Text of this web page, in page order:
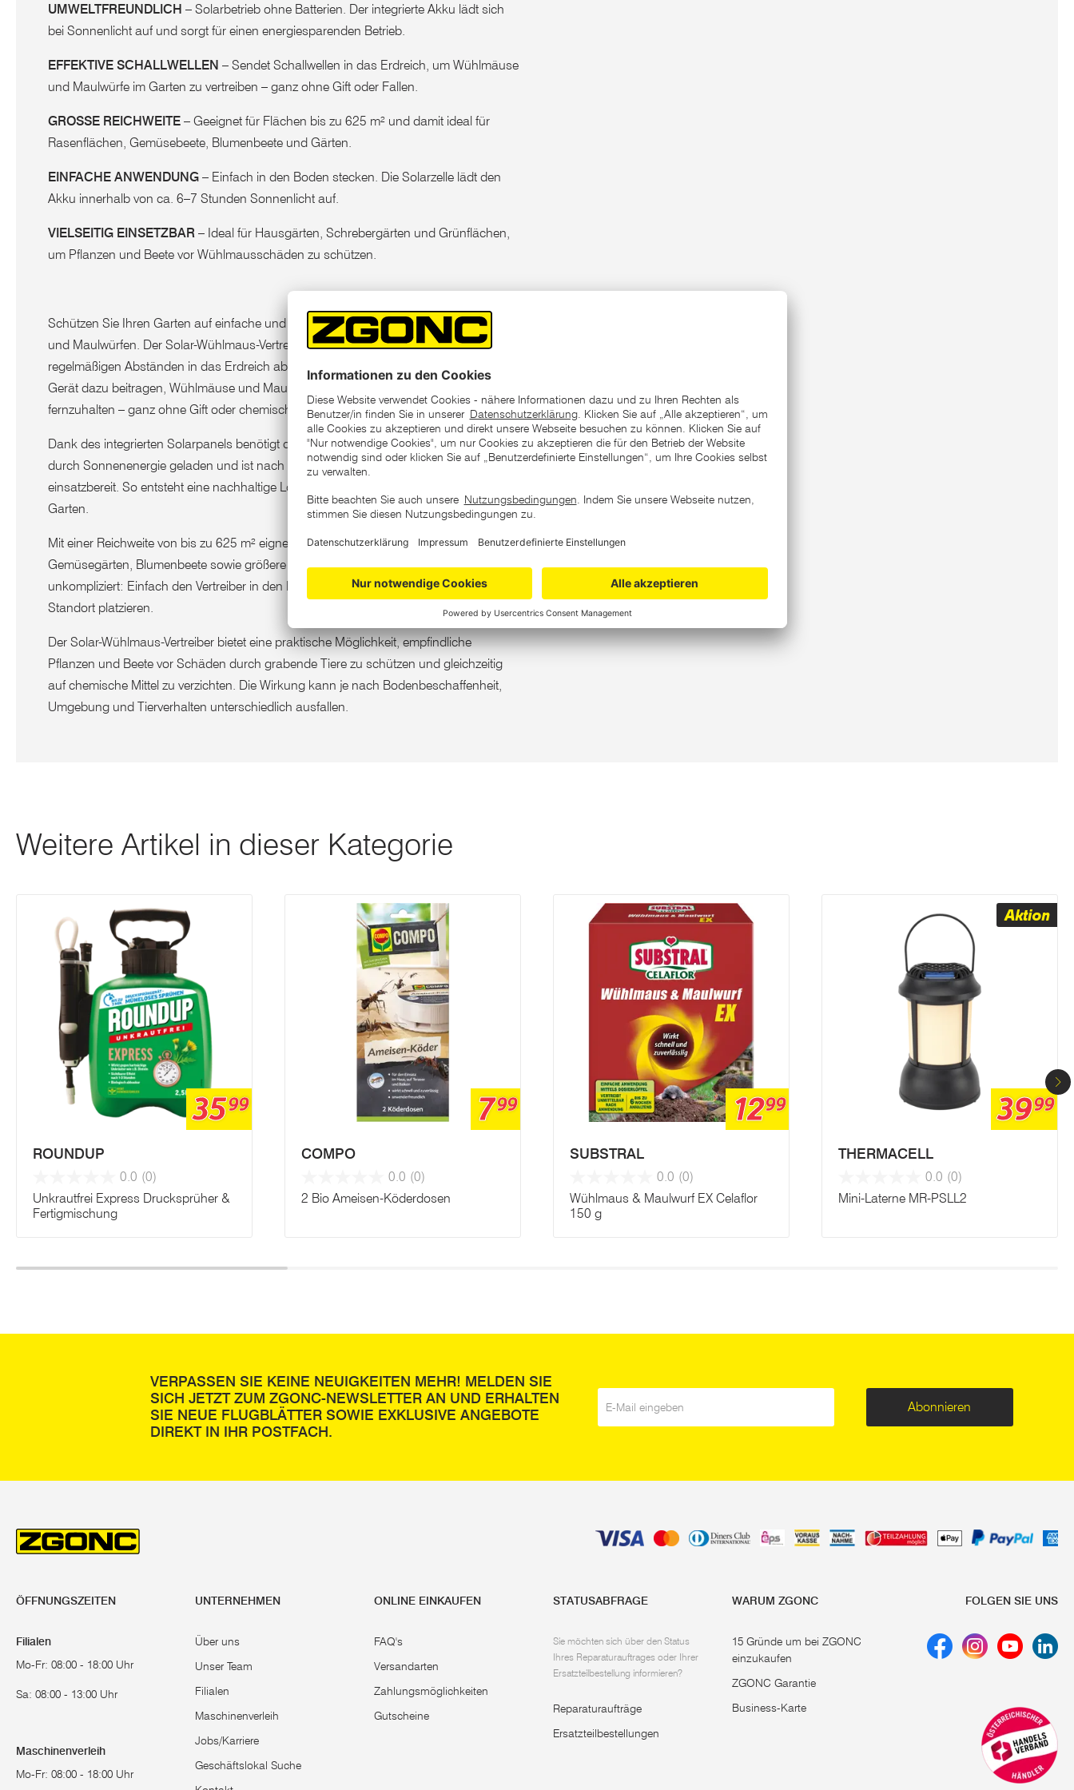
UMWELTFREUNDLICH – Solarbetrieb ohne Batterien. Der integrierte Akku lädt sich
bei Sonnenlicht auf und sorgt für einen energiesparenden Betrieb.
EFFEKTIVE SCHALLWELLEN – Sendet Schallwellen in das Erdreich, um Wühlmäuse
und Maulwürfe im Garten zu vertreiben – ganz ohne Gift oder Fallen.
GROSSE REICHWEITE – Geeignet für Flächen bis zu 625 m² und damit ideal für
Rasenflächen, Gemüsebeete, Blumenbeete und Gärten.
EINFACHE ANWENDUNG – Einfach in den Boden stecken. Die Solarzelle lädt den
Akku innerhalb von ca. 6–7 Stunden Sonnenlicht auf.
VIELSEITIG EINSETZBAR – Ideal für Hausgärten, Schrebergärten und Grünflächen,
um Pflanzen und Beete vor Wühlmausschäden zu schützen.
Schützen Sie Ihren Garten auf einfache und umweltfreundliche Weise vor Wühlmäusen
und Maulwürfen. Der Solar-Wühlmaus-Vertreiber arbeitet mit Schallwellen, die in
regelmäßigen Abständen in das Erdreich abgegeben werden. Dadurch kann das
Gerät dazu beitragen, Wühlmäuse und Maulwürfe aus dem behandelten Bereich
fernzuhalten – ganz ohne Gift oder chemische Mittel.
Dank des integrierten Solarpanels benötigt der Vertreiber keine Batterien. Der Akku wird
durch Sonnenenergie geladen und ist nach einer Ladezeit von etwa 6 bis 7 Stunden
einsatzbereit. So entsteht eine nachhaltige Lösung für den langfristigen Einsatz im
Garten.
Mit einer Reichweite von bis zu 625 m² eignet sich das Gerät für Rasenflächen,
Gemüsegärten, Blumenbeete sowie größere Grünflächen. Die Installation ist
unkompliziert: Einfach den Vertreiber in den Boden stecken und an einem sonnigen
Standort platzieren.
Der Solar-Wühlmaus-Vertreiber bietet eine praktische Möglichkeit, empfindliche
Pflanzen und Beete vor Schäden durch grabende Tiere zu schützen und gleichzeitig
auf chemische Mittel zu verzichten. Die Wirkung kann je nach Bodenbeschaffenheit,
Umgebung und Tierverhalten unterschiedlich ausfallen.
Weitere Artikel in dieser Kategorie
3599
ROUNDUP
0.0 (0)
Unkrautfrei Express Drucksprüher &
Fertigmischung
799
COMPO
0.0 (0)
2 Bio Ameisen-Köderdosen
1299
SUBSTRAL
0.0 (0)
Wühlmaus & Maulwurf EX Celaflor
150 g
Aktion
3999
THERMACELL
0.0 (0)
Mini-Laterne MR-PSLL2
VERPASSEN SIE KEINE NEUIGKEITEN MEHR! MELDEN SIE
SICH JETZT ZUM ZGONC-NEWSLETTER AN UND ERHALTEN
SIE NEUE FLUGBLÄTTER SOWIE EXKLUSIVE ANGEBOTE
DIREKT IN IHR POSTFACH.
Abonnieren
ÖFFNUNGSZEITEN
Filialen
Mo-Fr: 08:00 - 18:00 Uhr
Sa: 08:00 - 13:00 Uhr
Maschinenverleih
Mo-Fr: 08:00 - 18:00 Uhr
UNTERNEHMEN
Über uns
Unser Team
Filialen
Maschinenverleih
Jobs/Karriere
Geschäftslokal Suche
ONLINE EINKAUFEN
FAQ's
Versandarten
Zahlungsmöglichkeiten
Gutscheine
STATUSABFRAGE
Sie möchten sich über den Status
Ihres Reparaturauftrages oder Ihrer
Ersatzteilbestellung informieren?
Reparaturaufträge
Ersatzteilbestellungen
WARUM ZGONC
15 Gründe um bei ZGONC
einzukaufen
ZGONC Garantie
Business-Karte
FOLGEN SIE UNS